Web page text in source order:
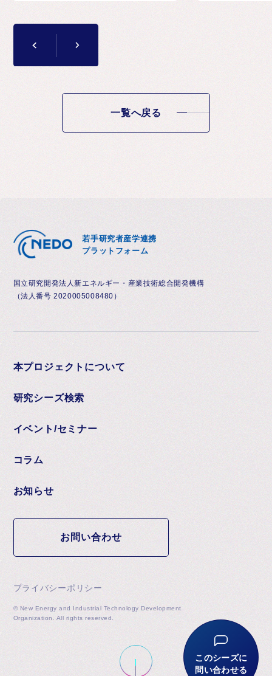
このシーズに
問い合わせる
一覧へ戻る
若手研究者産学連携
プラットフォーム
国立研究開発法人新エネルギー・産業技術総合開発機構
（法人番号 2020005008480）
本プロジェクトについて
研究シーズ検索
イベント/セミナー
コラム
お知らせ
お問い合わせ
プライバシーポリシー
© New Energy and Industrial Technology Development
Organization. All rights reserved.